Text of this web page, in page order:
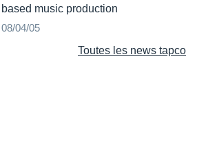
based music production
08/04/05
Toutes les news tapco